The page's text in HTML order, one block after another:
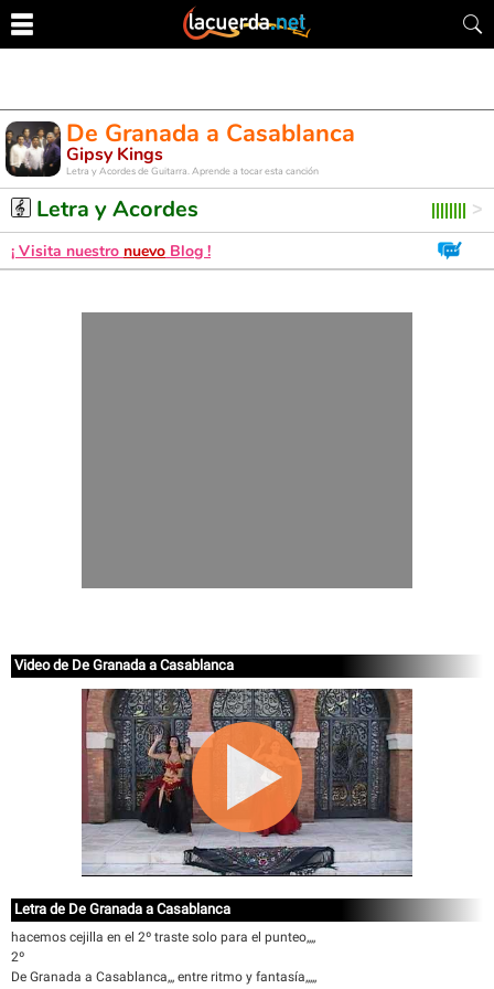
De Granada a Casablanca
Gipsy Kings
Letra y Acordes de Guitarra. Aprende a tocar esta canción
Letra y Acordes
¡ Visita nuestro nuevo Blog !
Video de De Granada a Casablanca
Letra de De Granada a Casablanca
hacemos cejilla en el 2º traste solo para el punteo,,,,
2º
De Granada a Casablanca,,, entre ritmo y fantasía,,,,,